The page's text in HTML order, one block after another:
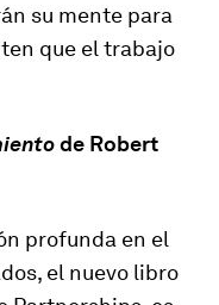
su mente para
que el trabajo
de Robert
profunda en el
el nuevo libro